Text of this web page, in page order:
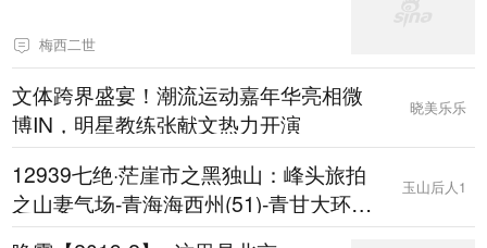
梅西二世
文体跨界盛宴！潮流运动嘉年华亮相微
博IN，明星教练张献文热力开演
晓美乐乐
12939七绝·茫崖市之黑独山：峰头旅拍
之山妻气场-青海海西州(51)-青甘大环线
十二日202606(69)
玉山后人1